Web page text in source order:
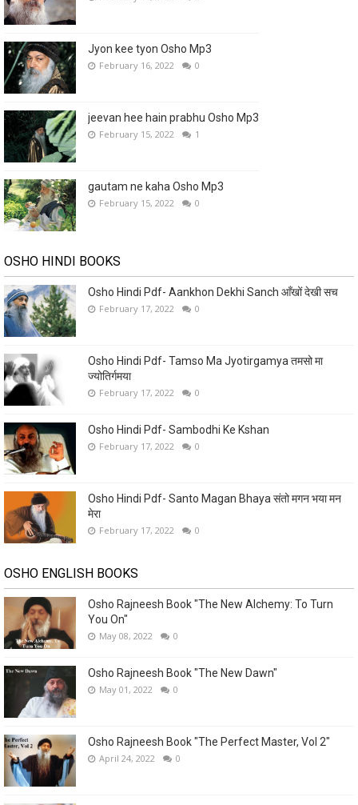
Jyon kee tyon Osho Mp3
February 16, 2022 0
jeevan hee hain prabhu Osho Mp3
February 15, 2022 1
gautam ne kaha Osho Mp3
February 15, 2022 0
OSHO HINDI BOOKS
Osho Hindi Pdf- Aankhon Dekhi Sanch आँखों देखी सच
February 17, 2022 0
Osho Hindi Pdf- Tamso Ma Jyotirgamya तमसो मा
ज्योतिर्गमया
February 17, 2022 0
Osho Hindi Pdf- Sambodhi Ke Kshan
February 17, 2022 0
Osho Hindi Pdf- Santo Magan Bhaya संतो मगन भया मन
मेरा
February 17, 2022 0
OSHO ENGLISH BOOKS
Osho Rajneesh Book "The New Alchemy: To Turn
You On"
May 08, 2022 0
Osho Rajneesh Book "The New Dawn"
May 01, 2022 0
Osho Rajneesh Book "The Perfect Master, Vol 2"
April 24, 2022 0